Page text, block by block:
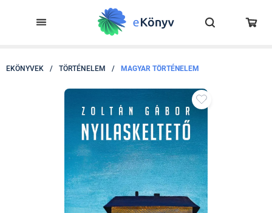
EKÖNYVEK / TÖRTÉNELEM / MAGYAR TÖRTÉNELEM